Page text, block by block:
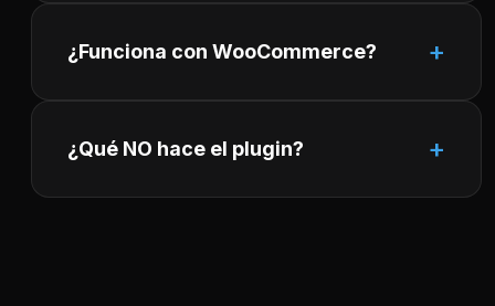
¿Funciona con WooCommerce?
¿Qué NO hace el plugin?